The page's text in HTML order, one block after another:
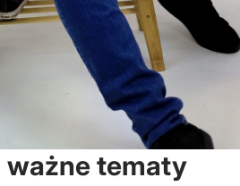
ważne tematy